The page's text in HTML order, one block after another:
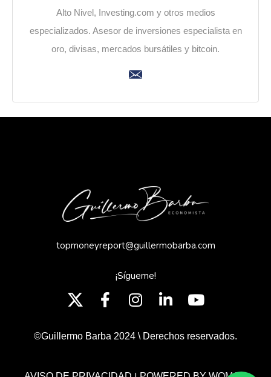
Alto Nivel, Investing.com y otros medios
especializados. Asesor de inversiones especialista en
oro, divisas, mercados bursátiles y bitcoin.
topmoneyreport@guillermobarba.com
¡Sígueme!
©Guillermo Barba 2024 \ Derechos reservados.